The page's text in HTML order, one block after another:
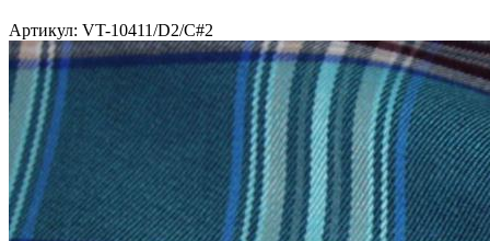
Артикул: VT-10411/D2/C#2